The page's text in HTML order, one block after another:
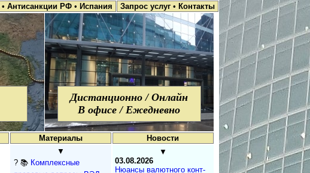
• Антисанкции РФ • Испания Запрос услуг • Контакты
Дистанционно / Онлайн
В офисе / Ежедневно
Материалы Новости
▼
? 📚 Комплексные
▼
03.08.2026
Нюансы валют­но­го кон­т­